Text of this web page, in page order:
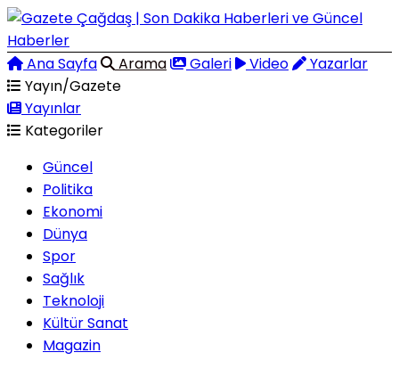
Ana Sayfa Arama Galeri Video
Yazarlar
Yayın/Gazete
Yayınlar
Kategoriler
Güncel
Politika
Ekonomi
Dünya
Spor
Sağlık
Teknoloji
Kültür Sanat
Magazin